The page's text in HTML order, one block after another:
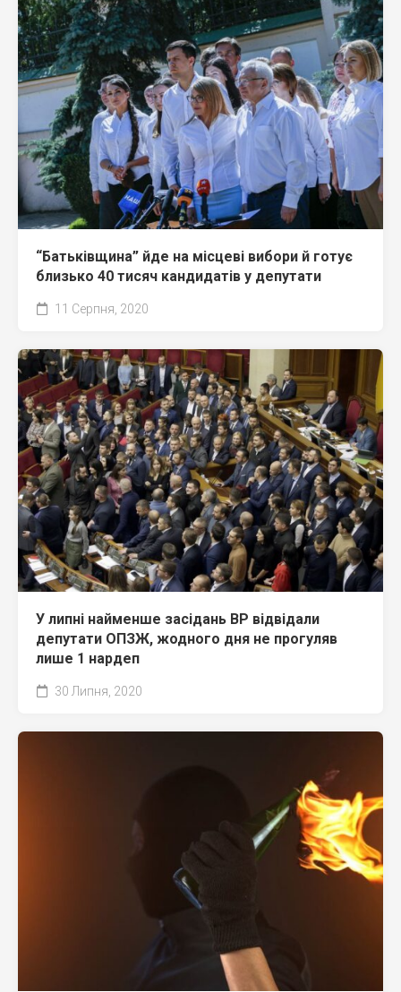
“Батьківщина” йде на місцеві вибори й готує
близько 40 тисяч кандидатів у депутати
11 Серпня, 2020
У липні найменше засідань ВР відвідали
депутати ОПЗЖ, жодного дня не прогуляв
лише 1 нардеп
30 Липня, 2020